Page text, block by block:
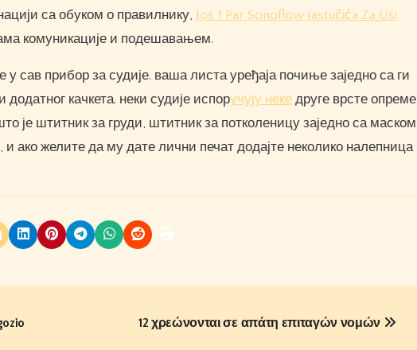
са обуком о правилнику, Još 1 Par Sonoflow Jastučića Za Uši
комуникације и подешавањем.
у сав прибор за судије. ваша листа уређаја почиње заједно са ги
качкета. неки судије испоручују неке друге врсте опреме
је штитник за груди, штитник за потколеницу заједно са маском
ако желите да му дате лични печат додајте неколико налепница
12 χρεώνονται σε απάτη επιταγών νομών